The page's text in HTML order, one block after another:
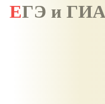
ЕГЭ и